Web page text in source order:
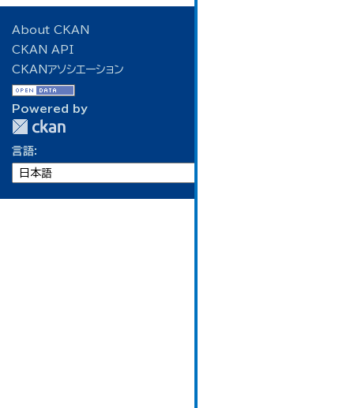
About CKAN
CKAN API
CKANアソシエーション
Powered by
言語